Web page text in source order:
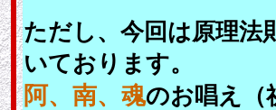
ただし、今回は原理法
いております。
阿、南、魂のお唱え（